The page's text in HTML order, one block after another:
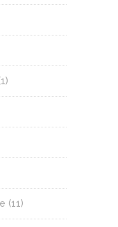
(11)